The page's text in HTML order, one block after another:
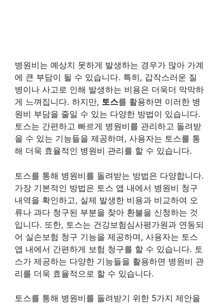
병원비는 예상치 못하게 발생하는 경우가 많아 가계
에 큰 부담이 될 수 있습니다. 특히, 갑작스러운 질
병이나 사고로 인해 발생하는 비용은 더욱더 막막하
게 느껴집니다. 하지만, 토스를 활용하면 이러한 병
원비 부담을 줄일 수 있는 다양한 방법이 있습니다.
토스는 간편하고 빠르게 병원비를 관리하고 돌려받
을 수 있는 기능들을 제공하며, 사용자는 토스를 통
해 더욱 효율적인 병원비 관리를 할 수 있습니다.
토스를 통해 병원비를 돌려받는 방법은 다양합니다.
가장 기본적인 방법은 토스 앱 내에서 병원비 청구
내역을 확인하고, 실제 발생한 비용과 비교하여 오
류나 과다 청구된 부분을 찾아 환불을 신청하는 것
입니다. 또한, 토스는 건강보험심사평가원과 연동되
어 실손보험 청구 기능을 제공하며, 사용자는 토스
앱 내에서 간편하게 보험 청구를 할 수 있습니다. 토
스가 제공하는 다양한 기능들을 활용하면 병원비 관
리를 더욱 효율적으로 할 수 있습니다.
토스를 통해 병원비를 돌려받기 위한 5가지 제안을